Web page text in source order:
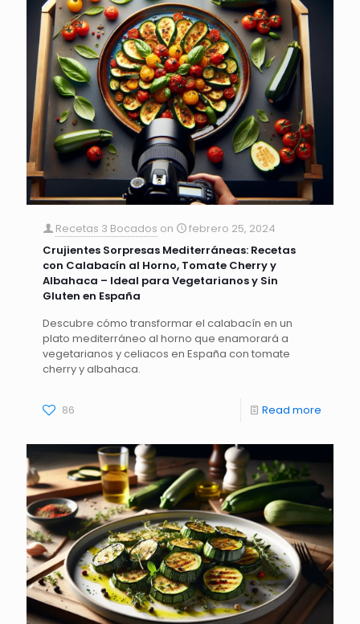
Recetas 3 Bocados on
febrero 25, 2024
Crujientes Sorpresas Mediterráneas: Recetas
con Calabacín al Horno, Tomate Cherry y
Albahaca – Ideal para Vegetarianos y Sin
Gluten en España
Descubre cómo transformar el calabacín en un
plato mediterráneo al horno que enamorará a
vegetarianos y celiacos en España con tomate
cherry y albahaca.
86 Read more